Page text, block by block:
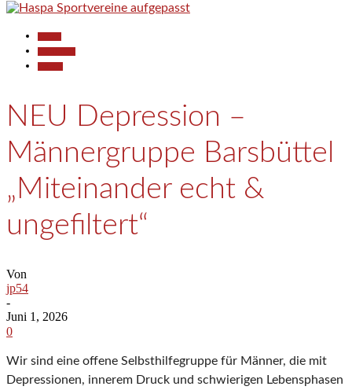
NEU Depression –
Männergruppe Barsbüttel
„Miteinander echt &
ungefiltert“
Von
jp54
-
Juni 1, 2026
0
Wir sind eine offene Selbsthilfegruppe für Männer, die mit
Depressionen, innerem Druck und schwierigen Lebensphasen